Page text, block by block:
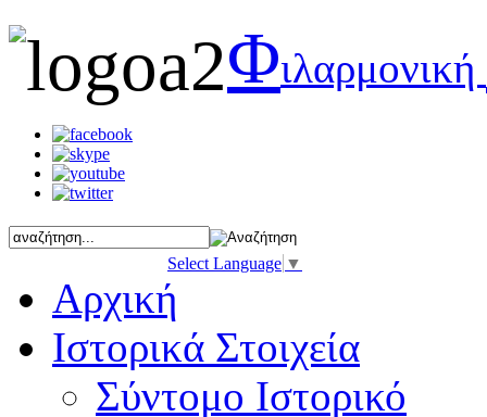
Φιλαρμονική
Select Language ▼
Αρχική
Ιστορικά Στοιχεία
Σύντομο Ιστορικό